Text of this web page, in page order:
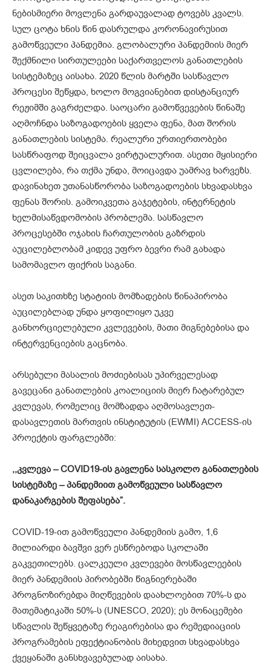
ნებისმიერი მოვლენა გარდაუვალად ტოვებს კვალს.
სულ ცოტა ხნის წინ დასრულდა კორონავირუსით
გამოწვეული პანდემია. გლობალური პანდემიის მიერ
შექმნილი სირთულეები საქართველოს განათლების
სისტემაზეც აისახა. 2020 წლის მარტში სასწავლო
პროცესი შეწყდა, ხოლო მოგვიანებით დისტანციურ
რეჟიმში გაგრძელდა. საოცარი გამოწვევების წინაშე
აღმოჩნდა საზოგადოების ყველა ფენა, მათ შორის
განათლების სისტემა. რეალური ურთიერთობები
სასწრაფოდ შეიცვალა ვირტუალურით. ასეთი მყისიერი
ცვლილება, რა თქმა უნდა, მოიცავდა უამრავ ხარვეზს.
დავინახეთ უთანასწორობა საზოგადოების სხვადასხვა
ფენას შორის. გამოიკვეთა გაჯეტების, ინტერნეტის
ხელმისაწვდომობის პრობლემა. სასწავლო
პროცესებში ოჯახის ჩართულობის გაზრდის
აუცილებლობამ კიდევ უფრო ბევრი რამ გახადა
სამომავლო ფიქრის საგანი.
ასეთ საკითხზე სტატიის მომზადების წინაპირობა
აუცილებლად უნდა ყოფილიყო უკვე
განხორციელებული კვლევების, მათი მიგნებებისა და
ინტერვენციების გაცნობა.
არსებული მასალის მოძიებისას უპირველესად
გავეცანი განათლების კოალიციის მიერ ჩატარებულ
კვლევას, რომელიც მომზადდა აღმოსავლეთ-
დასავლეთის მართვის ინსტიტუტის (EWMI) ACCESS-ის
პროექტის ფარგლებში:
,,კვლევა –COVID19-ის გავლენა სასკოლო განათლების
სისტემაზე –პანდემიით გამოწვეული სასწავლო
დანაკარგების შეფასება”.
COVID-19-ით გამოწვეული პანდემიის გამო, 1,6
მილიარდი ბავშვი ვერ ესწრებოდა სკოლაში
გაკვეთილებს. ცალკეული კვლევები მოსწავლეების
მიერ პანდემიის პირობებში წიგნიერებაში
პროგნოზირებდა მიღწევების დაახლოებით 70%-ს და
მათემატიკაში 50%-ს (UNESCO, 2020); ეს მონაცემები
სწავლის შეწყვეტაზე რეაგირებისა და რემედიაციის
პროგრამების ეფექტიანობის მიხედვით სხვადასხვა
ქვეყანაში განსხვავებულად აისახა.